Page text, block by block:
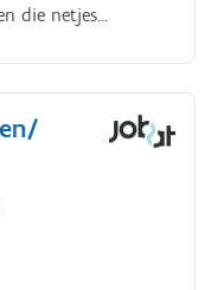
die netjes